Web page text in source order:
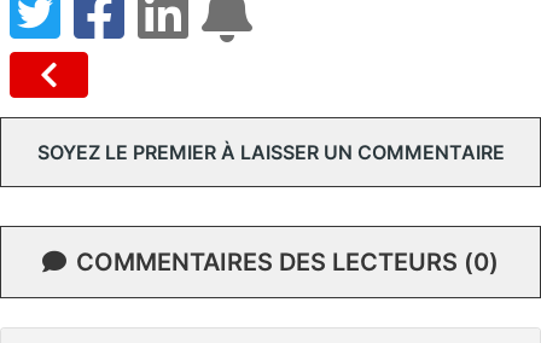
SOYEZ LE PREMIER À LAISSER UN COMMENTAIRE
COMMENTAIRES DES LECTEURS (0)